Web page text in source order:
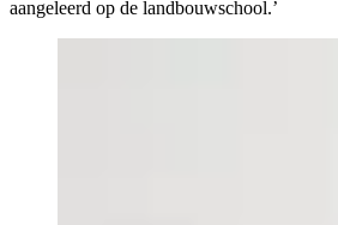
aangeleerd op de landbouwschool.’